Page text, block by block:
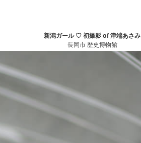
新潟ガール ♡ 初撮影 of 津端あさみ
長岡市 歴史博物館